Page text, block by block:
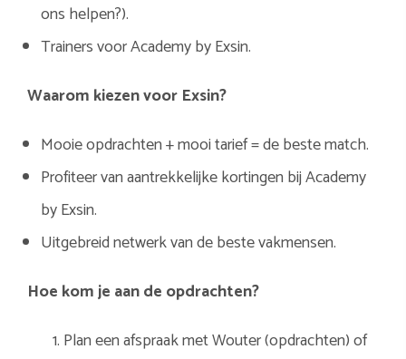
ons helpen?).
Trainers voorAcademy by Exsin.
Waarom kiezen voor Exsin?
Mooie opdrachten + mooi tarief = de beste match.
Profiteer van aantrekkelijke kortingen bij Academy
by Exsin.
Uitgebreid netwerk van de beste vakmensen.
Hoe kom je aan de opdrachten?
Plan een afspraak met Wouter (opdrachten) of